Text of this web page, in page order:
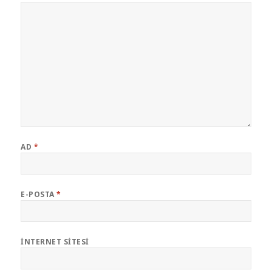
AD *
E-POSTA*
İNTERNET SITESI